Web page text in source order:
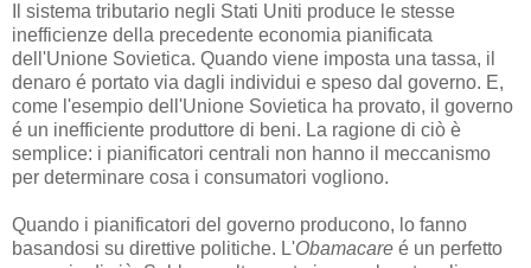
Il sistema tributario negli Stati Uniti produce le stesse
inefficienze della precedente economia pianificata
dell'Unione Sovietica. Quando viene imposta una tassa, il
denaro é portato via dagli individui e speso dal governo. E,
come l'esempio dell'Unione Sovietica ha provato, il governo
é un inefficiente produttore di beni. La ragione di ciò è
semplice: i pianificatori centrali non hanno il meccanismo
per determinare cosa i consumatori vogliono.
Quando i pianificatori del governo producono, lo fanno
basandosi su direttive politiche. L'Obamacare é un perfetto